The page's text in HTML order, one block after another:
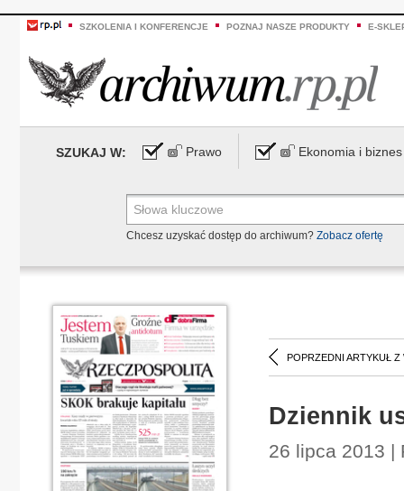
SZKOLENIA I KONFERENCJE POZNAJ NASZE PRODUKTY E-
SZUKAJ W: Prawo Ekonomia i biznes
Chcesz uzyskać dostęp do archiwum? Zobacz ofertę
POPRZEDNI ARTYKUŁ Z
Dziennik
26 lipca 2013 |